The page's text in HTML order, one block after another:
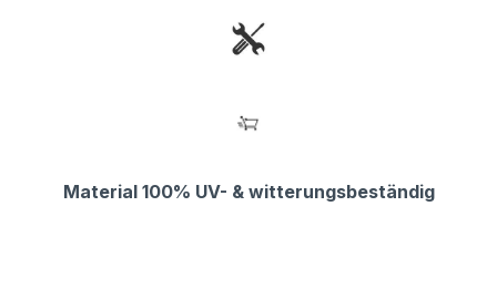
Material 100% UV- & witterungsbeständig